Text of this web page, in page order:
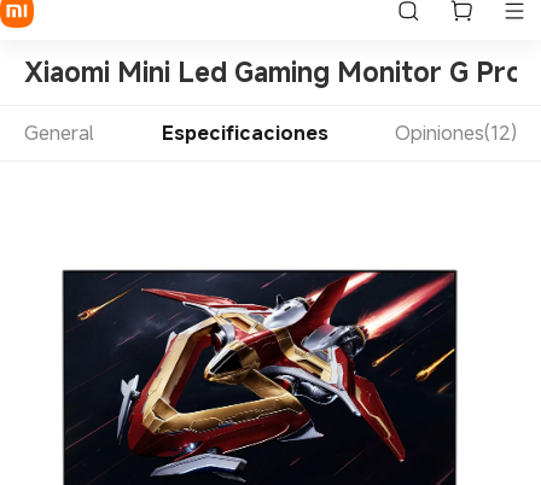
Xiaomi Mini Led Gaming Monitor G Pro
General Especificaciones Opiniones(12)